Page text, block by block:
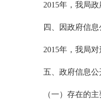
2015年，我局政府
四、因政府信息
2015年，我局对形
五、政府信息公
（一）存在的主